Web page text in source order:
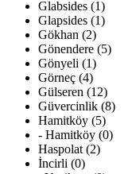
Glabsides (1)
Glapsides (1)
Gökhan (2)
Gönendere (5)
Gönyeli (1)
Görneç (4)
Gülseren (12)
Güvercinlik (8)
Hamitköy (5)
- Hamitköy (0)
Haspolat (2)
İncirli (0)